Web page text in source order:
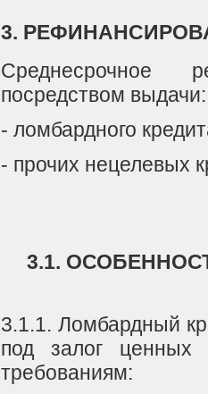
3.
Среднесрочное
посредством выдачи:
- ломбардного
- прочих нецелевых
3.1.
3.1.1. Ломбардный
под залог ценных
требованиям: